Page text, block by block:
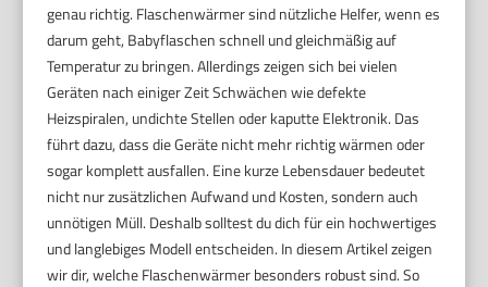
genau richtig. Flaschenwärmer sind nützliche Helfer, wenn es
darum geht, Babyflaschen schnell und gleichmäßig auf
Temperatur zu bringen. Allerdings zeigen sich bei vielen
Geräten nach einiger Zeit Schwächen wie defekte
Heizspiralen, undichte Stellen oder kaputte Elektronik. Das
führt dazu, dass die Geräte nicht mehr richtig wärmen oder
sogar komplett ausfallen. Eine kurze Lebensdauer bedeutet
nicht nur zusätzlichen Aufwand und Kosten, sondern auch
unnötigen Müll. Deshalb solltest du dich für ein hochwertiges
und langlebiges Modell entscheiden. In diesem Artikel zeigen
wir dir, welche Flaschenwärmer besonders robust sind. So